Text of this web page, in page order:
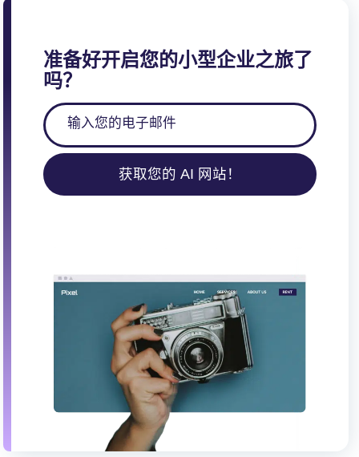
准备好开启您的小型企业之旅了
吗？
获取您的 AI 网站！